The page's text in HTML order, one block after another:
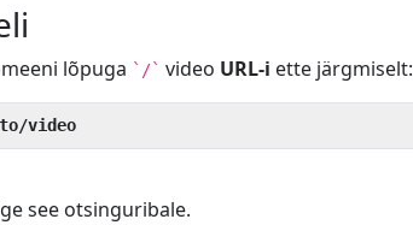
lõpuga `/` video URL-i ette järgmiselt:
to/video
see otsinguribale.